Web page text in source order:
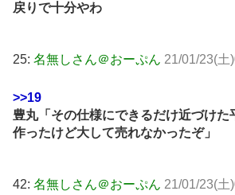
戻りで十分やわ
25: 名無しさん＠おーぷん 21/01/23(土
>>19
豊丸「その仕様にできるだけ近づけた
作ったけど大して売れなかったぞ」
42: 名無しさん＠おーぷん 21/01/23(土